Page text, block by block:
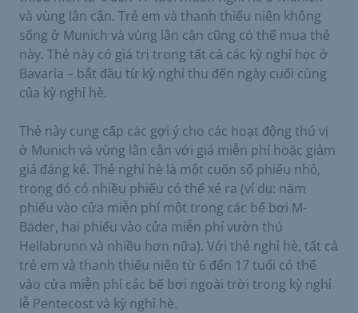
và vùng lân cận. Trẻ em và thanh thiếu niên không
sống ở Munich và vùng lân cận cũng có thể mua thẻ
này. Thẻ này có giá trị trong tất cả các kỳ nghỉ học ở
Bavaria – bắt đầu từ kỳ nghỉ thu đến ngày cuối cùng
của kỳ nghỉ hè.
Thẻ này cung cấp các gợi ý cho các hoạt động thú vị
ở Munich và vùng lân cận với giá miễn phí hoặc giảm
giá đáng kể. Thẻ nghỉ hè là một cuốn sổ phiếu nhỏ,
trong đó có nhiều phiếu có thể xé ra (ví dụ: năm
phiếu vào cửa miễn phí một trong các bể bơi M-
Bäder, hai phiếu vào cửa miễn phí vườn thú
Hellabrunn và nhiều hơn nữa). Với thẻ nghỉ hè, tất cả
trẻ em và thanh thiếu niên từ 6 đến 17 tuổi có thể
vào cửa miễn phí các bể bơi ngoài trời trong kỳ nghỉ
lễ Pentecost và kỳ nghỉ hè.